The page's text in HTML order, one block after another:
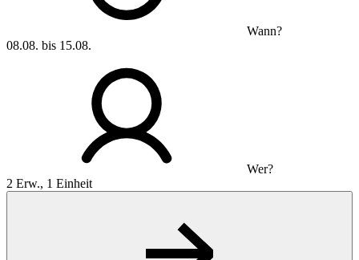
Wann?
08.08. bis 15.08.
Wer?
2 Erw., 1 Einheit